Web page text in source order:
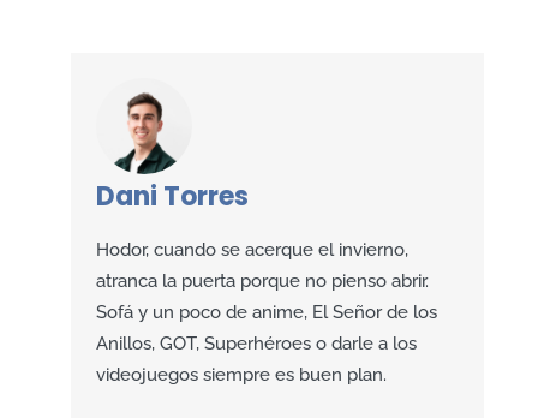
Dani Torres
Hodor, cuando se acerque el invierno,
atranca la puerta porque no pienso abrir.
Sofá y un poco de anime, El Señor de los
Anillos, GOT, Superhéroes o darle a los
videojuegos siempre es buen plan.